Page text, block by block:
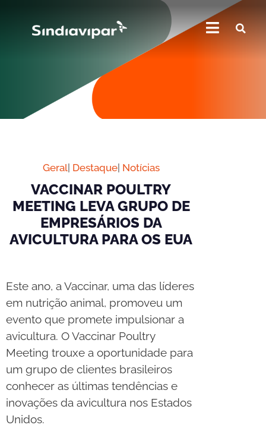
Geral| Destaque| Notícias
VACCINAR POULTRY
MEETING LEVA GRUPO DE
EMPRESÁRIOS DA
AVICULTURA PARA OS EUA
Este ano, a Vaccinar, uma das líderes
em nutrição animal, promoveu um
evento que promete impulsionar a
avicultura. O Vaccinar Poultry
Meeting trouxe a oportunidade para
um grupo de clientes brasileiros
conhecer as últimas tendências e
inovações da avicultura nos Estados
Unidos.